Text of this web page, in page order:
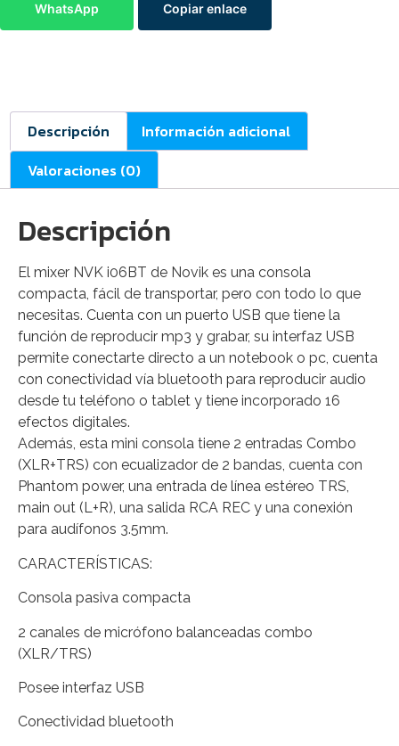
WhatsApp Copiar enlace
Descripción
Información adicional
Valoraciones (0)
Descripción
El mixer NVK i06BT de Novik es una consola
compacta, fácil de transportar, pero con todo lo que
necesitas. Cuenta con un puerto USB que tiene la
función de reproducir mp3 y grabar, su interfaz USB
permite conectarte directo a un notebook o pc, cuenta
con conectividad vía bluetooth para reproducir audio
desde tu teléfono o tablet y tiene incorporado 16
efectos digitales.
Además, esta mini consola tiene 2 entradas Combo
(XLR+TRS) con ecualizador de 2 bandas, cuenta con
Phantom power, una entrada de línea estéreo TRS,
main out (L+R), una salida RCA REC y una conexión
para audífonos 3.5mm.
CARACTERÍSTICAS:
Consola pasiva compacta
2 canales de micrófono balanceadas combo
(XLR/TRS)
Posee interfaz USB
Conectividad bluetooth